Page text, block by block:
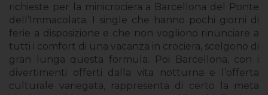
richieste per la minicrociera a Barcellona del Ponte
dell’Immacolata. I single che hanno pochi giorni di
ferie a disposizione e che non vogliono rinunciare a
tutti i comfort di una vacanza in crociera, scelgono di
gran lunga questa formula. Poi Barcellona, con i
divertimenti offerti dalla vita notturna e l’offerta
culturale variegata, rappresenta di certo la meta